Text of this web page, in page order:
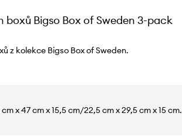
boxů Bigso Box of Sweden 3-pack
z kolekce Bigso Box of Sweden.
cm x 47 cm x 15,5 cm/22,5 cm x 29,5 cm x 15 cm.